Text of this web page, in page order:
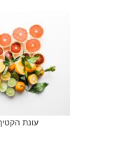
עונת